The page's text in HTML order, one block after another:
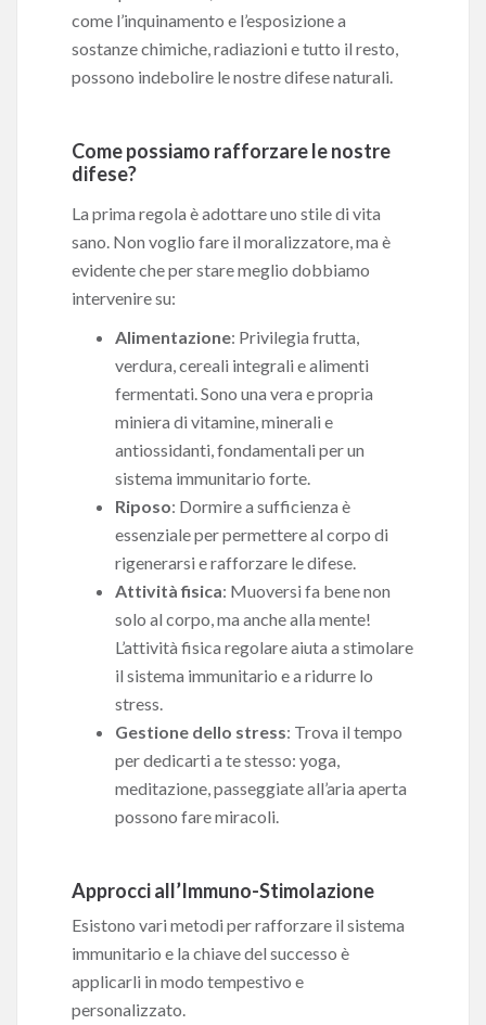
come l’inquinamento e l’esposizione a
sostanze chimiche, radiazioni e tutto il resto,
possono indebolire le nostre difese naturali.
Come possiamo rafforzare le nostre
difese?
La prima regola è adottare uno stile di vita
sano. Non voglio fare il moralizzatore, ma è
evidente che per stare meglio dobbiamo
intervenire su:
Alimentazione: Privilegia frutta,
verdura, cereali integrali e alimenti
fermentati. Sono una vera e propria
miniera di vitamine, minerali e
antiossidanti, fondamentali per un
sistema immunitario forte.
Riposo: Dormire a sufficienza è
essenziale per permettere al corpo di
rigenerarsi e rafforzare le difese.
Attività fisica: Muoversi fa bene non
solo al corpo, ma anche alla mente!
L’attività fisica regolare aiuta a stimolare
il sistema immunitario e a ridurre lo
stress.
Gestione dello stress: Trova il tempo
per dedicarti a te stesso: yoga,
meditazione, passeggiate all’aria aperta
possono fare miracoli.
Approcci all’Immuno-Stimolazione
Esistono vari metodi per rafforzare il sistema
immunitario e la chiave del successo è
applicarli in modo tempestivo e
personalizzato.